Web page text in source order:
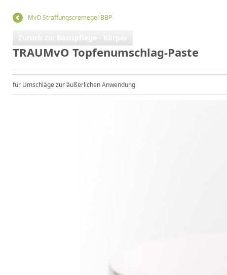
MvO Straffungscremegel BBP
TRAUMvO Topfenumschlag-Paste
für Umschläge zur äußerlichen Anwendung